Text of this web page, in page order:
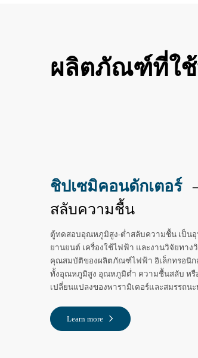
ผลิตภัณฑ์ที่ใ
ชิปเซมิคอนดักเตอร์
สลับความชื้น‌
ตู้ทดสอบอุณหภูมิสูง-ต่ำสลับความชื้น‌ เป็น
ยานยนต์ เครื่องใช้ไฟฟ้า และงานวิจัยทา
คุณสมบัติของผลิตภัณฑ์ไฟฟ้า อิเล็กทรอนิก
ทั้งอุณหภูมิสูง อุณหภูมิต่ำ ความชื้นสลับ หรื
เปลี่ยนแปลงของพารามิเตอร์และสมรรถน
Learn more